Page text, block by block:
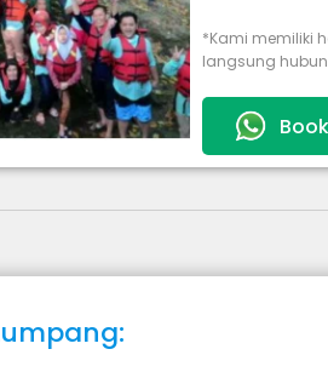
*Kami memiliki
langsung